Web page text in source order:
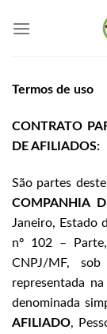
Termos de uso
CONTRATO
DE AFILIADOS:
São partes
COMPANHIA
Janeiro, Estado
nº 102 –
CNPJ/MF,
representada
denominada
AFILIADO,